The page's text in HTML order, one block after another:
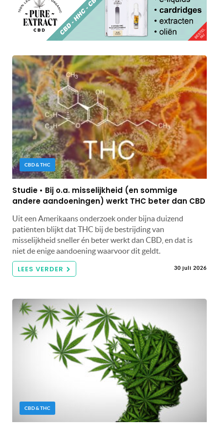
CBD & THC
Studie • Bij o.a. misselijkheid (en sommige
andere aandoeningen) werkt THC beter dan CBD
Uit een Amerikaans onderzoek onder bijna duizend
patiënten blijkt dat THC bij de bestrijding van
misselijkheid sneller én beter werkt dan CBD, en dat is
niet de enige aandoening waarvoor dit geldt.
LEES VERDER 30 juli 2026
CBD & THC